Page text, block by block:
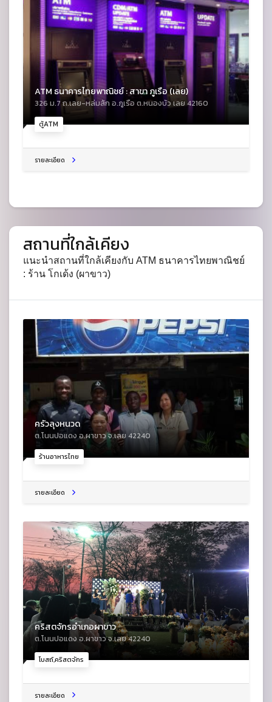
ตู้ATM
ATM ธนาคารไทยพาณิชย์ : สาขา ภูเรือ (เลย)
326 ม.7 ถ.เลย-หล่มสัก อ.ภูเรือ ต.หนองบัว เลย 42160
รายละเอียด
สถานที่ใกล้เคียง
แนะนำสถานที่ใกล้เคียงกับ ATM ธนาคารไทยพาณิชย์
: ร้าน โกเด้ง (ผาขาว)
ร้านอาหารไทย
ครัวลุงหนวด
ต.โนนปอแดง อ.ผาขาว จ.เลย 42240
รายละเอียด
โบสถ์,คริสตจักร
คริสตจักรอำเภอผาขาว
ต.โนนปอแดง อ.ผาขาว จ.เลย 42240
รายละเอียด